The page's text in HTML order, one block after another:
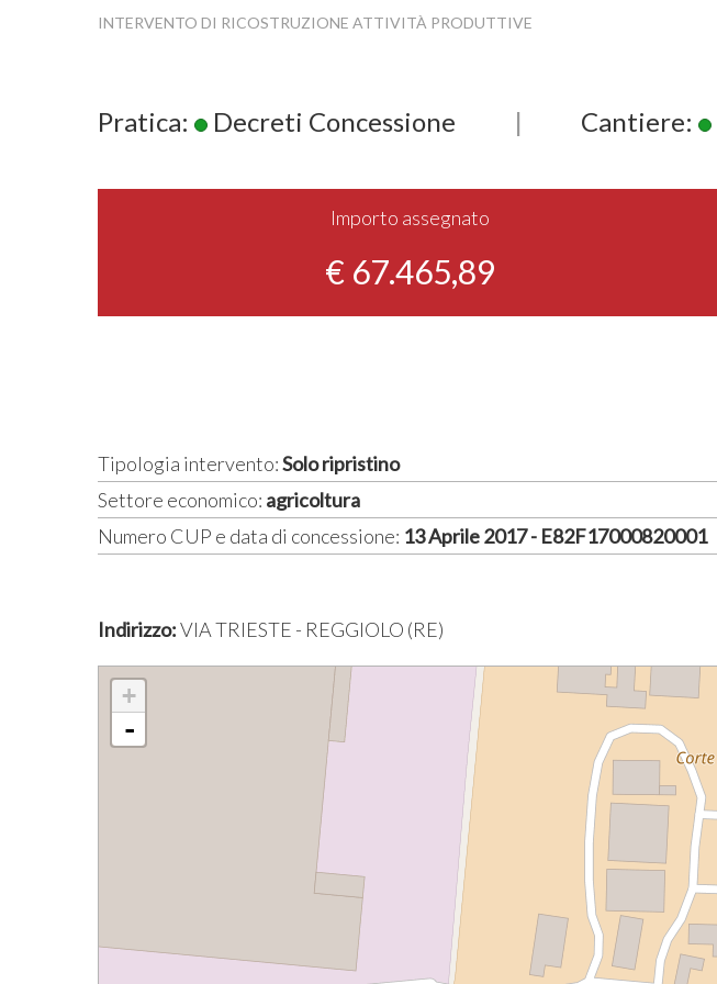
INTERVENTO DI RICOSTRUZIONE ATTIVITÀ PRODUTTIVE
Pratica: Decreti Concessione | Cantiere:
Importo assegnato
€ 67.465,89
Tipologia intervento:Solo ripristino
Settore economico: agricoltura
Numero CUP e data di concessione: 13 Aprile 2017 - E82F17000820001
Indirizzo:VIA TRIESTE - REGGIOLO (RE)
+
-